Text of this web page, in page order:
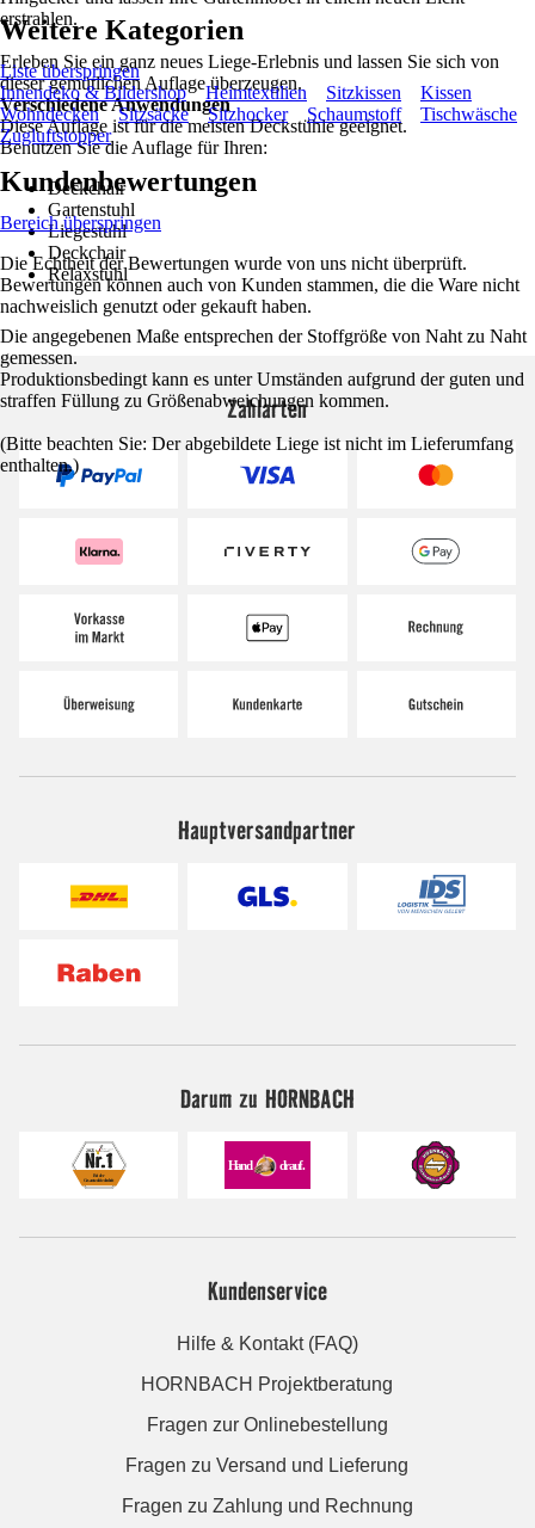
erstrahlen.
Erleben Sie ein ganz neues Liege-Erlebnis und lassen Sie sich von
dieser gemütlichen Auflage überzeugen.
Verschiedene Anwendungen
Diese Auflage ist für die meisten Deckstühle geeignet.
Benutzen Sie die Auflage für Ihren:
Deckchair
Gartenstuhl
Liegestuhl
Deckchair
Relaxstuhl
Die angegebenen Maße entsprechen der Stoffgröße von Naht zu Naht
gemessen.
Produktionsbedingt kann es unter Umständen aufgrund der guten und
straffen Füllung zu Größenabweichungen kommen.
(Bitte beachten Sie: Der abgebildete Liege ist nicht im Lieferumfang
enthalten.)
Weitere Kategorien
Liste überspringen
Innendeko & Bildershop
Heimtextilien Sitzkissen
Kissen
Wohndecken
Sitzsäcke Sitzhocker Schaumstoff
Tischwäsche
Zugluftstopper
Kundenbewertungen
Bereich überspringen
Die Echtheit der Bewertungen wurde von uns nicht überprüft.
Bewertungen können auch von Kunden stammen, die die Ware nicht
nachweislich genutzt oder gekauft haben.
Zahlarten
Hauptversandpartner
Darum zu HORNBACH
Kundenservice
Hilfe & Kontakt (FAQ)
HORNBACH Projektberatung
Fragen zur Onlinebestellung
Fragen zu Versand und Lieferung
Fragen zu Zahlung und Rechnung